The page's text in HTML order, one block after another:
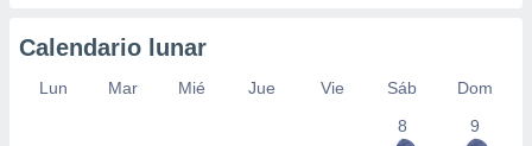
Calendario lunar
Lun Mar Mié Jue Vie Sáb
Dom
8
9